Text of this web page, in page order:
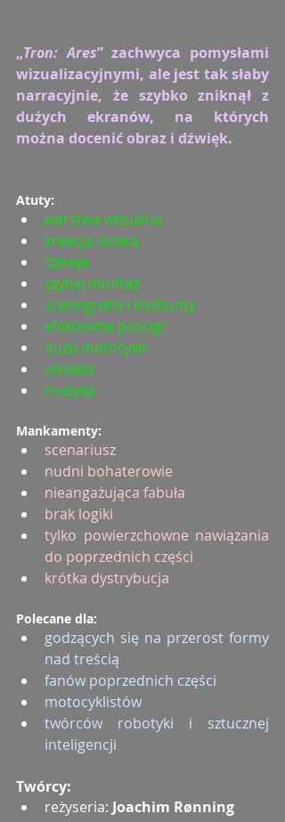
„Tron: Ares” zachwyca pomysłami
wizualizacyjnymi, ale jest tak słaby
narracyjnie, że szybko zniknął z
dużych ekranów, na których
można docenić obraz i dźwięk.
Atuty:
warstwa wizualna
kreacja świata
dźwięk
szybki montaż
scenografia i kostiumy
efektowne pościgi
dużo motocykli
obsada
muzyka
Mankamenty:
scenariusz
nudni bohaterowie
nieangażująca fabuła
brak logiki
tylko powierzchowne nawiązania
do poprzednich części
krótka dystrybucja
Polecane dla:
godzących się na przerost formy
nad treścią
fanów poprzednich części
motocyklistów
twórców robotyki i sztucznej
inteligencji
Twórcy:
reżyseria: Joachim Rønning